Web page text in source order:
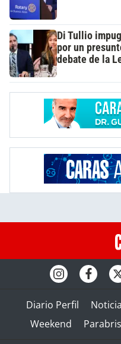
Di Tullio
por un
debate de la
Diario Perfil
Weekend